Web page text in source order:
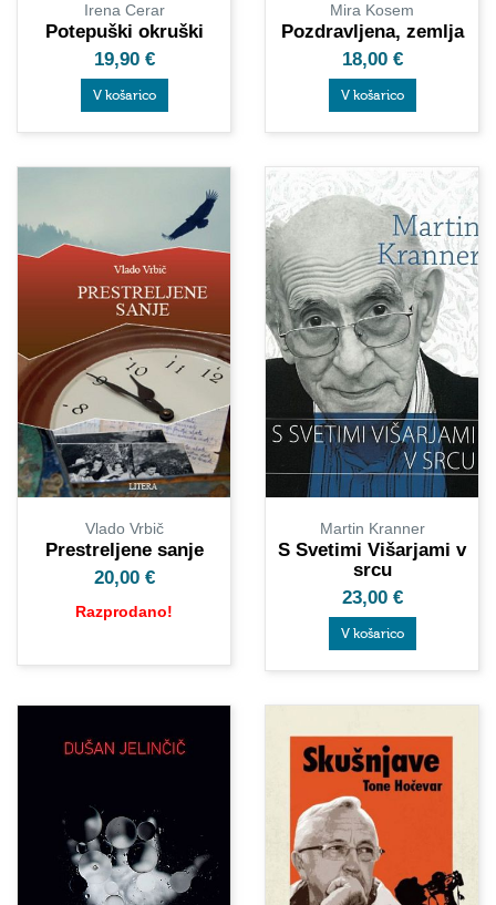
Irena Cerar
Potepuški okruški
19,90 €
V košarico
Mira Kosem
Pozdravljena, zemlja
18,00 €
V košarico
Vlado Vrbič
Prestreljene sanje
20,00 €
Razprodano!
Martin Kranner
S Svetimi Višarjami v
srcu
23,00 €
V košarico